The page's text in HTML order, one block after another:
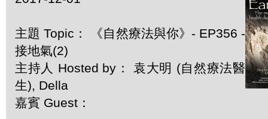
主題 Topic： 《自然療法與你》- EP356 -
接地氣(2)
主持人 Hosted by： 袁大明 (自然療法醫
生), Della
嘉賓 Guest：